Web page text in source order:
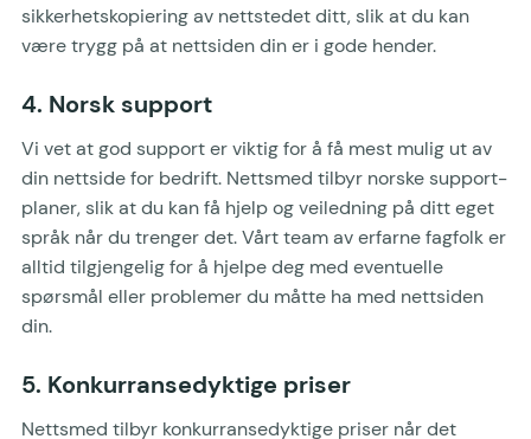
sikkerhetskopiering av nettstedet ditt, slik at du kan
være trygg på at nettsiden din er i gode hender.
4. Norsk support
Vi vet at god support er viktig for å få mest mulig ut av
din nettside for bedrift. Nettsmed tilbyr norske support-
planer, slik at du kan få hjelp og veiledning på ditt eget
språk når du trenger det. Vårt team av erfarne fagfolk er
alltid tilgjengelig for å hjelpe deg med eventuelle
spørsmål eller problemer du måtte ha med nettsiden
din.
5. Konkurransedyktige priser
Nettsmed tilbyr konkurransedyktige priser når det